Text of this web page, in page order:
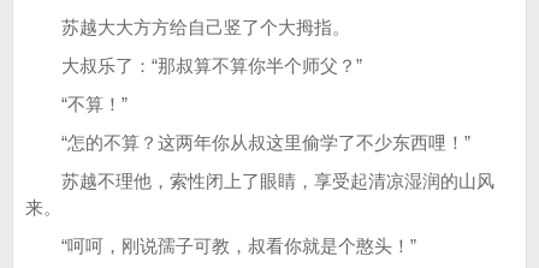
苏越大大方方给自己竖了个大拇指。
大叔乐了：“那叔算不算你半个师父？”
“不算！”
“怎的不算？这两年你从叔这里偷学了不少东西哩！”
苏越不理他，索性闭上了眼睛，享受起清凉湿润的山风
来。
“呵呵，刚说孺子可教，叔看你就是个憨头！”